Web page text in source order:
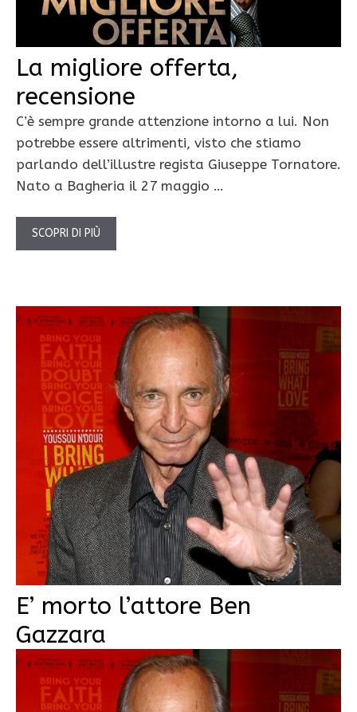
La migliore offerta,
recensione
C’è sempre grande attenzione intorno a lui. Non
potrebbe essere altrimenti, visto che stiamo
parlando dell’illustre regista Giuseppe Tornatore.
Nato a Bagheria il 27 maggio …
SCOPRI DI PIÙ
E’ morto l’attore Ben
Gazzara